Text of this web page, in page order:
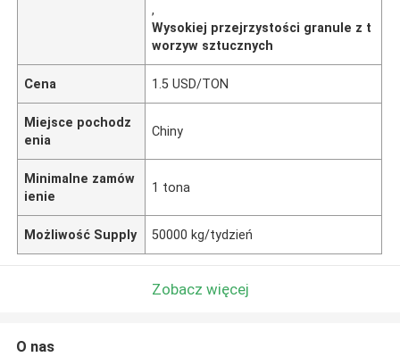
,
Wysokiej przejrzystości granule z t
worzyw sztucznych
Cena 1.5 USD/TON
Miejsce pochodz
enia
Chiny
Minimalne zamów
ienie
1 tona
Możliwość Supply 50000 kg/tydzień
Zobacz więcej
O nas